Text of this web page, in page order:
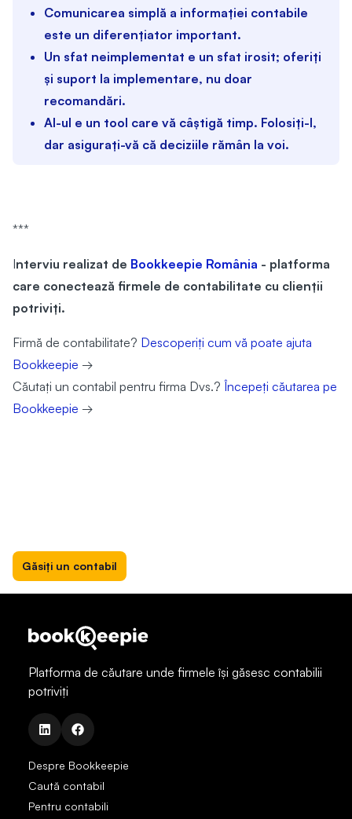
Comunicarea simplă a informației contabile
este un diferențiator important.
Un sfat neimplementat e un sfat irosit; oferiți
și suport la implementare, nu doar
recomandări.
AI-ul e un tool care vă câștigă timp. Folosiți-l,
dar asigurați-vă că deciziile rămân la voi.
***
Interviu realizat de Bookkeepie România - platforma
care conectează firmele de contabilitate cu clienții
potriviți.
Firmă de contabilitate? Descoperiți cum vă poate ajuta
Bookkeepie →
Căutați un contabil pentru firma Dvs.? Începeți căutarea pe
Bookkeepie →
Găsiți un contabil
Platforma de căutare unde firmele își găsesc contabilii
potriviți
linkedin facebook
Despre Bookkeepie
Caută contabil
Pentru contabili